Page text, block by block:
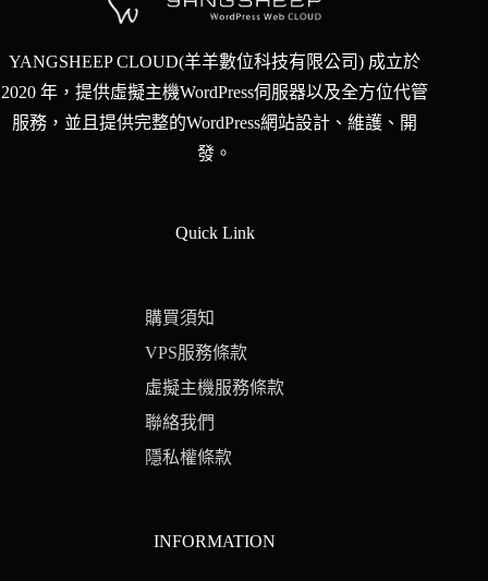
YANGSHEEP CLOUD(羊羊數位科技有限公司) 成立於
2020 年，提供虛擬主機WordPress伺服器以及全方位代管
服務，並且提供完整的WordPress網站設計、維護、開
發。
Quick Link
購買須知
VPS服務條款
虛擬主機服務條款
聯絡我們
隱私權條款
INFORMATION